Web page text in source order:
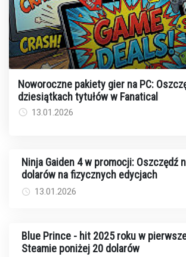
Noworoczne pakiety gier na PC:
dziesiątkach tytułów w Fanatical
13.01.2026
Ninja Gaiden 4 w promocji: Oszczędź
dolarów na fizycznych edycjach
13.01.2026
Blue Prince - hit 2025 roku w
Steamie poniżej 20 dolarów